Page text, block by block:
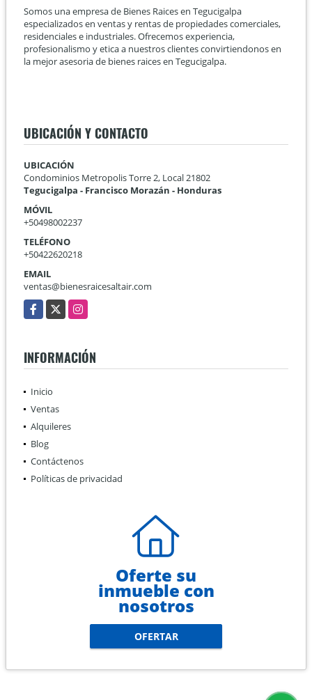
Somos una empresa de Bienes Raices en Tegucigalpa
especializados en ventas y rentas de propiedades comerciales,
residenciales e industriales. Ofrecemos experiencia,
profesionalismo y etica a nuestros clientes convirtiendonos en
la mejor asesoria de bienes raices en Tegucigalpa.
UBICACIÓN Y CONTACTO
UBICACIÓN
Condominios Metropolis Torre 2, Local 21802
Tegucigalpa - Francisco Morazán - Honduras
MÓVIL
+50498002237
TELÉFONO
+50422620218
EMAIL
ventas@bienesraicesaltair.com
Facebook
X Instagram
INFORMACIÓN
Inicio
Ventas
Alquileres
Blog
Contáctenos
Políticas de privacidad
Oferte su
inmueble con
nosotros
OFERTAR